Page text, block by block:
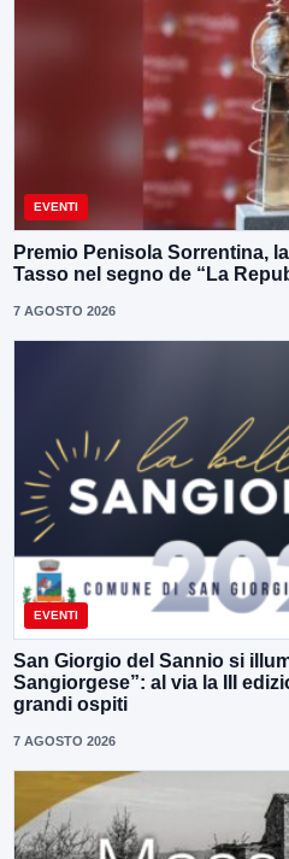
EVENTI
Premio Penisola Sorrentina,
Tasso nel segno de “La
7 AGOSTO 2026
EVENTI
San Giorgio del Sannio si
Sangiorgese”: al via la III
grandi ospiti
7 AGOSTO 2026